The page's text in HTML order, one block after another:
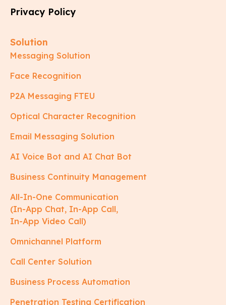
Privacy Policy
Solution
Messaging Solution
Face Recognition
P2A Messaging FTEU
Optical Character Recognition
Email Messaging Solution
AI Voice Bot and AI Chat Bot
Business Continuity Management
All-In-One Communication
(In-App Chat, In-App Call,
In-App Video Call)
Omnichannel Platform
Call Center Solution
Business Process Automation
Penetration Testing Certification